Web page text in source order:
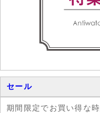
セール
期間限定でお買い得な